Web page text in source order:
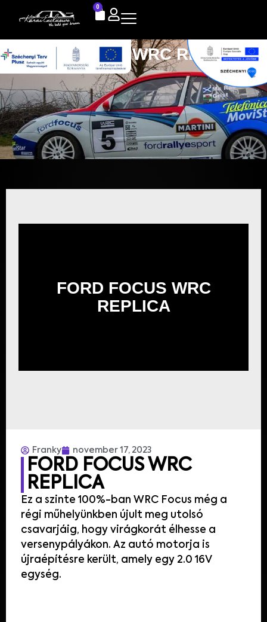
0
FORD FOCUS WRC REPLICA
FORD FOCUS WRC
REPLICA
Franky november 17, 2023
FORD FOCUS WRC
REPLICA
Ez a szinte 100%-ban WRC Focus még a
régi műhelyünkben újult meg utolsó
csavarjáig, hogy virágkorát élhesse a
versenypályákon. Az autó motorja is
újraépítésre került, amely egy 2.0 16V
egység.